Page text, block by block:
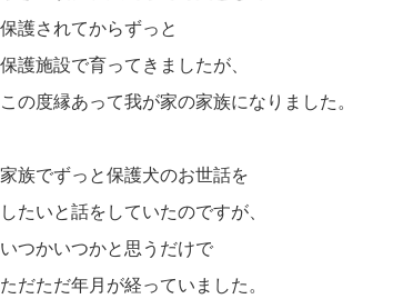
保護されてからずっと
保護施設で育ってきましたが、
この度縁あって我が家の家族になりました。
家族でずっと保護犬のお世話を
したいと話をしていたのですが、
いつかいつかと思うだけで
ただただ年月が経っていました。